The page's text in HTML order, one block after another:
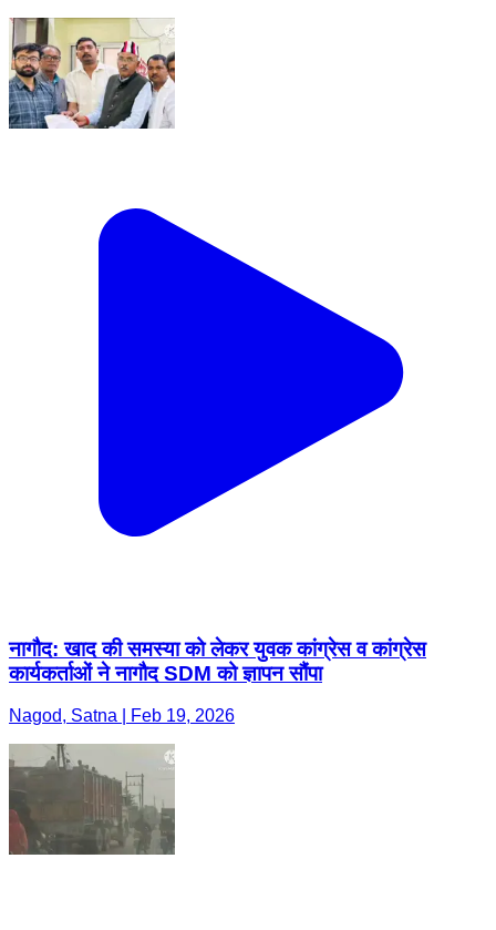
नागौद: खाद की समस्या को लेकर युवक कांग्रेस व कांग्रेस
कार्यकर्ताओं ने नागौद SDM को ज्ञापन सौंपा
Nagod, Satna | Feb 19, 2026